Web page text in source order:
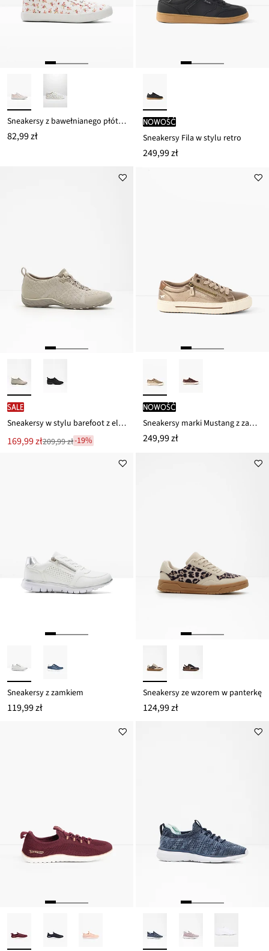
Sneakersy z bawełnianego płótna
82,99 zł
nowość
Sneakersy Fila w stylu retro
249,99 zł
SALE
Sneakersy w stylu barefoot z elastyczną podeszwą
Nowa
cena
169,99 zł
Przeceniono209,99 zł-19%
nowość
Sneakersy marki Mustang z zamkiem
249,99 zł
Sneakersy z zamkiem
119,99 zł
Sneakersy ze wzorem w panterkę
124,99 zł